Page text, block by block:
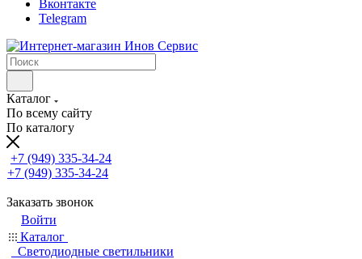
Вконтакте
Telegram
Каталог
По всему сайту
По каталогу
+7 (949) 335-34-24
+7 (949) 335-34-24
Заказать звонок
Войти
Каталог
Светодиодные светильники